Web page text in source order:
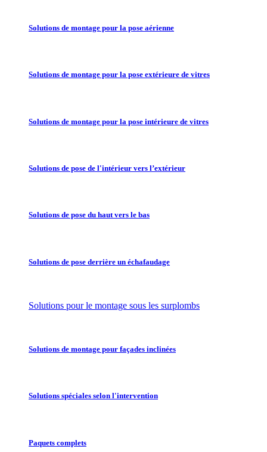
Solutions de montage pour la pose aérienne
Solutions de montage pour la pose extérieure de vitres
Solutions de montage pour la pose intérieure de vitres
Solutions de pose de l'intérieur vers l’extérieur
Solutions de pose du haut vers le bas
Solutions de pose derrière un échafaudage
Solutions pour le montage sous les surplombs
Solutions de montage pour façades inclinées
Solutions spéciales selon l'intervention
Paquets complets